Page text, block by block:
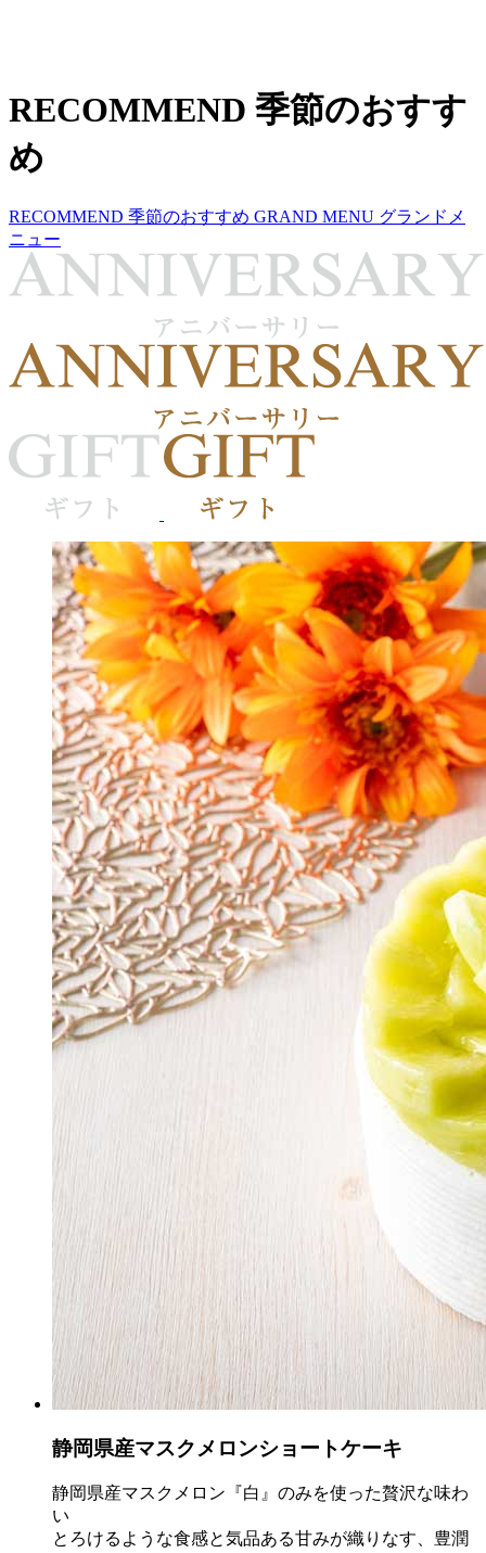
RECOMMEND 季節のおすす
め
RECOMMEND 季節のおすすめ GRAND MENU グランドメ
ニュー
静岡県産マスクメロンショートケーキ
静岡県産マスクメロン『白』のみを使った贅沢な味わ
い
とろけるような食感と気品ある甘みが織りなす、豊潤